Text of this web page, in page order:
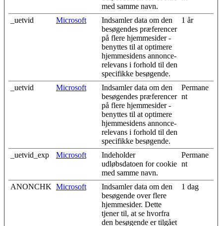
med samme navn.
_uetvid Microsoft
Indsamler data om den
besøgendes præferencer
på flere hjemmesider -
benyttes til at optimere
hjemmesidens annonce-
relevans i forhold til den
specifikke besøgende.
1 år
_uetvid Microsoft
Indsamler data om den
besøgendes præferencer
på flere hjemmesider -
benyttes til at optimere
hjemmesidens annonce-
relevans i forhold til den
specifikke besøgende.
Permane
nt
_uetvid_exp Microsoft
Indeholder
udløbsdatoen for cookie
med samme navn.
Permane
nt
ANONCHK Microsoft
Indsamler data om den
besøgende over flere
hjemmesider. Dette
tjener til, at se hvorfra
den besøgende er tilgået
1 dag